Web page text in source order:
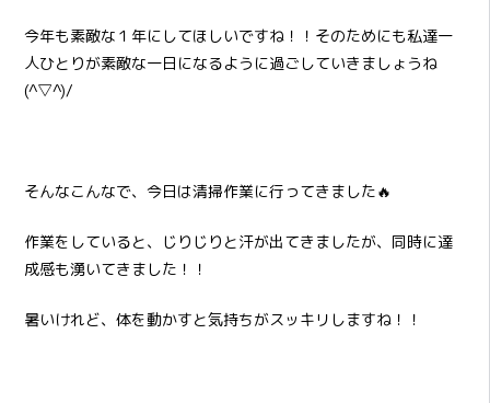
今年も素敵な１年にしてほしいですね！！そのためにも私達一
人ひとりが素敵な一日になるように過ごしていきましょうね
(^▽^)/
そんなこんなで、今日は清掃作業に行ってきました🔥
作業をしていると、じりじりと汗が出てきましたが、同時に達
成感も湧いてきました！！
暑いけれど、体を動かすと気持ちがスッキリしますね！！